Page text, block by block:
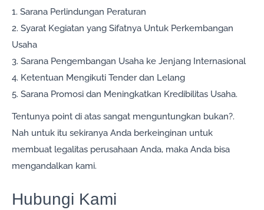
1. Sarana Perlindungan Peraturan
2. Syarat Kegiatan yang Sifatnya Untuk Perkembangan
Usaha
3. Sarana Pengembangan Usaha ke Jenjang Internasional
4. Ketentuan Mengikuti Tender dan Lelang
5. Sarana Promosi dan Meningkatkan Kredibilitas Usaha.
Tentunya point di atas sangat menguntungkan bukan?.
Nah untuk itu sekiranya Anda berkeinginan untuk
membuat legalitas perusahaan Anda, maka Anda bisa
mengandalkan kami.
Hubungi Kami